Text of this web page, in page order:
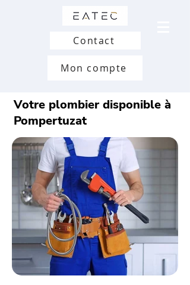
Contact
Mon compte
Votre plombier disponible à
Pompertuzat